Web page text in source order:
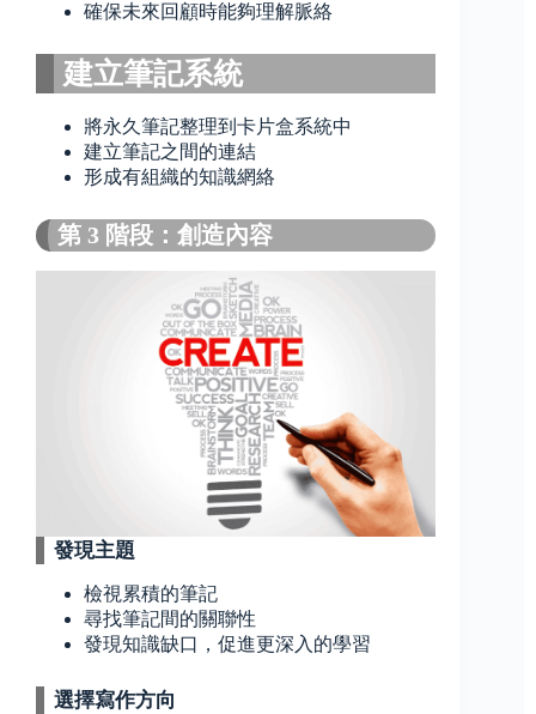
確保未來回顧時能夠理解脈絡
建立筆記系統
將永久筆記整理到卡片盒系統中
建立筆記之間的連結
形成有組織的知識網絡
第 3 階段：創造內容
發現主題
檢視累積的筆記
尋找筆記間的關聯性
發現知識缺口，促進更深入的學習
選擇寫作方向